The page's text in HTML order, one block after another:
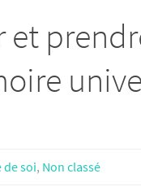
soi, Non classé